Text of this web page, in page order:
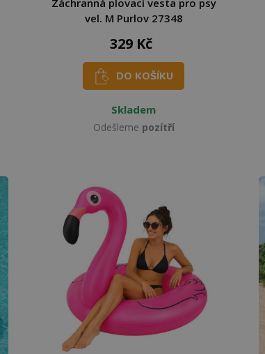
Záchranná plovací vesta pro psy
vel. M Purlov 27348
329 Kč
DO KOŠÍKU
Skladem
Odešleme pozítří